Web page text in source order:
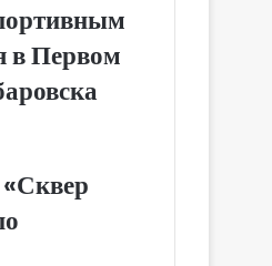
в Первом